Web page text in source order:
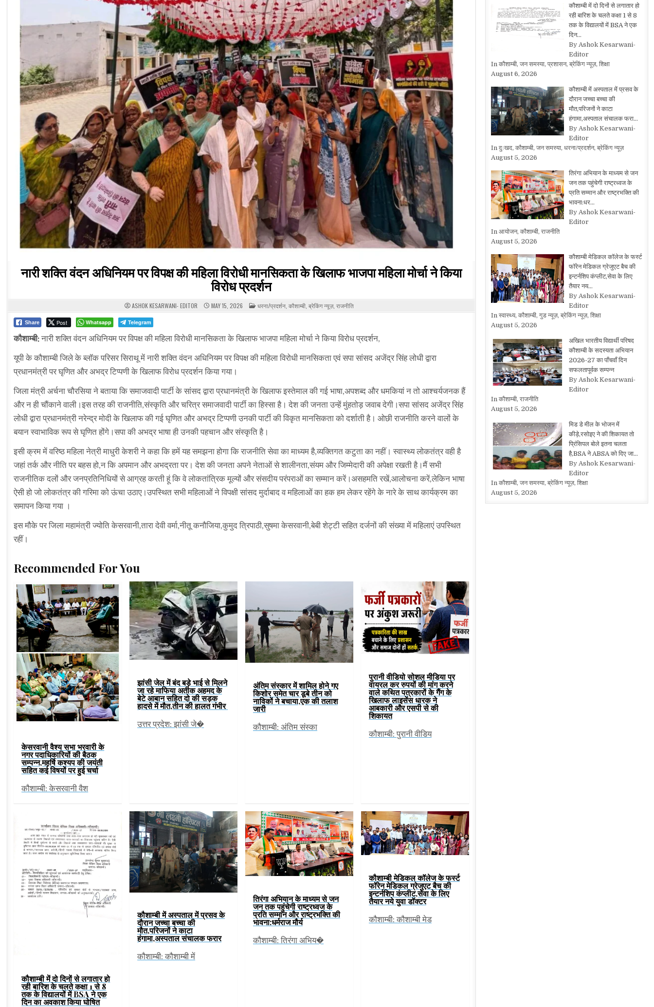
नारी शक्ति वंदन अधिनियम पर विपक्ष की महिला विरोधी मानसिकता के खिलाफ भाजपा महिला मोर्चा ने किया
विरोध प्रदर्शन
ASHOK KESARWANI- EDITOR MAY 15, 2026 POSTED
IN
धरना/प्रदर्शन, कौशाम्बी, ब्रेकिंग न्यूज़, राजनीति
Share Post Whatsapp Telegram
कौशाम्बी:नारी शक्ति वंदन अधिनियम पर विपक्ष की महिला विरोधी मानसिकता के खिलाफ भाजपा महिला मोर्चा ने किया विरोध प्रदर्शन,
यूपी के कौशाम्बी जिले के ब्लॉक परिसर सिराथू में नारी शक्ति वंदन अधिनियम पर विपक्ष की महिला विरोधी मानसिकता एवं सपा सांसद अजेंद्र सिंह लोधी द्वारा
प्रधानमंत्री पर घृणित और अभद्र टिप्पणी के खिलाफ विरोध प्रदर्शन किया गया।
जिला मंत्री अर्चना चौरसिया ने बताया कि समाजवादी पार्टी के सांसद द्वारा प्रधानमंत्री के खिलाफ इस्तेमाल की गई भाषा,अपशब्द और धमकियां न तो आश्चर्यजनक हैं
और न ही चौंकाने वाली।इस तरह की राजनीति,संस्कृति और चरित्र समाजवादी पार्टी का हिस्सा है। देश की जनता उन्हें मुंहतोड़ जवाब देगी।सपा सांसद अजेंद्र सिंह
लोधी द्वारा प्रधानमंत्री नरेन्द्र मोदी के खिलाफ की गई घृणित और अभद्र टिप्पणी उनकी पार्टी की विकृत मानसिकता को दर्शाती है। ओछी राजनीति करने वालों के
बयान स्वाभाविक रूप से घृणित होंगे।सपा की अभद्र भाषा ही उनकी पहचान और संस्कृति है।
इसी क्रम में वरिष्ठ महिला नेत्री माधुरी केशरी ने कहा कि हमें यह समझना होगा कि राजनीति सेवा का माध्यम है,व्यक्तिगत कटुता का नहीं। स्वास्थ्य लोकतंत्र वही है
जहां तर्क और नीति पर बहस हो,न कि अपमान और अभद्रता पर। देश की जनता अपने नेताओं से शालीनता,संयम और जिम्मेदारी की अपेक्षा रखती है।मैं सभी
राजनीतिक दलों और जनप्रतिनिधियों से आग्रह करती हूं कि वे लोकतांत्रिक मूल्यों और संसदीय परंपराओं का सम्मान करें।असहमति रखें,आलोचना करें,लेकिन भाषा
ऐसी हो जो लोकतंत्र की गरिमा को ऊंचा उठाए।उपस्थित सभी महिलाओं ने विपक्षी सांसद मुर्दाबाद व महिलाओं का हक हम लेकर रहेंगे के नारे के साथ कार्यक्रम का
समापन किया गया ।
इस मौके पर जिला महामंत्री ज्योति केसरवानी,तारा देवी वर्मा,नीतू कनौजिया,कुमुद त्रिपाठी,सुषमा केसरवानी,बेबी शेट्टी सहित दर्जनों की संख्या में महिलाएं उपस्थित
रहीं।
Recommended For You
केसरवानी वैश्य सभा भरवारी के
नगर पदाधिकारियों की बैठक
सम्पन्न,महर्षि कश्यप की जयंती
सहित कई विषयों पर हुई चर्चा
कौशाम्बी: केसरवानी वैश
झांसी जेल में बंद बड़े भाई से मिलने
जा रहे माफिया अतीक अहमद के
बेटे आबान सहित दो की सड़क
हादसे में मौत,तीन की हालत गंभीर
उत्तर प्रदेश: झांसी जे�
अंतिम संस्कार में शामिल होने गए
किशोर समेत चार डूबे तीन को
नाविकों ने बचाया,एक की तलाश
जारी
कौशाम्बी: अंतिम संस्का
पुरानी वीडियो सोशल मीडिया पर
वायरल कर रुपयों की मांग करने
वाले कथित पत्रकारों के गैंग के
खिलाफ लाइसेंस धारक ने
आबकारी और एसपी से की
शिकायत
कौशाम्बी: पुरानी वीडिय
कौशाम्बी में दो दिनों से लगातार हो
रही बारिश के चलते कक्षा 1 से 8
तक के विद्यालयों में BSA ने एक
दिन का अवकाश किया घोषित
कौशाम्बी में अस्पताल में प्रसव के
दौरान जच्चा बच्चा की
मौत,परिजनों ने काटा
हंगामा,अस्पताल संचालक फरार
कौशाम्बी: कौशाम्बी में
तिरंगा अभियान के माध्यम से जन
जन तक पहुंचेगी राष्ट्रध्वज के
प्रति सम्मान और राष्ट्रभक्ति की
भावना:धर्मराज मौर्य
कौशाम्बी: तिरंगा अभिय�
कौशाम्बी मेडिकल कॉलेज के फर्स्ट
फॉरेन मेडिकल ग्रेजुएट बैच की
इन्टर्नशिप कंप्लीट,सेवा के लिए
तैयार नये युवा डॉक्टर
कौशाम्बी: कौशाम्बी मेड
कौशाम्बी में दो दिनों से लगातार हो
रही बारिश के चलते कक्षा 1 से 8
तक के विद्यालयों में BSA ने एक
दिन…
By Ashok Kesarwani-
Editor
In कौशाम्बी, जन समस्या, प्रशासन, ब्रेकिंग न्यूज़, शिक्षा
August 6, 2026
कौशाम्बी में अस्पताल में प्रसव के
दौरान जच्चा बच्चा की
मौत,परिजनों ने काटा
हंगामा,अस्पताल संचालक फरा…
By Ashok Kesarwani-
Editor
In दुःखद, कौशाम्बी, जन समस्या, धरना/प्रदर्शन, ब्रेकिंग न्यूज़
August 5, 2026
तिरंगा अभियान के माध्यम से जन
जन तक पहुंचेगी राष्ट्रध्वज के
प्रति सम्मान और राष्ट्रभक्ति की
भावना:धर…
By Ashok Kesarwani-
Editor
In आयोजन, कौशाम्बी, राजनीति
August 5, 2026
कौशाम्बी मेडिकल कॉलेज के फर्स्ट
फॉरेन मेडिकल ग्रेजुएट बैच की
इन्टर्नशिप कंप्लीट,सेवा के लिए
तैयार नय…
By Ashok Kesarwani-
Editor
In स्वास्थ्य, कौशाम्बी, गुड न्यूज़, ब्रेकिंग न्यूज़, शिक्षा
August 5, 2026
अखिल भारतीय विद्यार्थी परिषद
कौशाम्बी के सदस्यता अभियान
2026-27 का पाँचवाँ दिन
सफलतापूर्वक सम्पन्न
By Ashok Kesarwani-
Editor
In कौशाम्बी, राजनीति
August 5, 2026
मिड डे मील के भोजन में
कीड़े,रसोइए ने की शिकायत तो
प्रिंसिपल बोले इतना चलता
है,BSA ने ABSA को दिए जा…
By Ashok Kesarwani-
Editor
In कौशाम्बी, जन समस्या, ब्रेकिंग न्यूज़, शिक्षा
August 5, 2026